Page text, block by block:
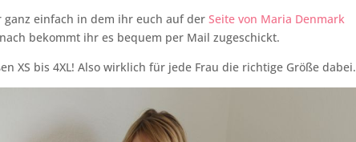
ganz einfach in dem ihr euch auf derSeite von Maria Denmark
bekommt ihr es bequem per Mail zugeschickt.
XS bis 4XL! Also wirklich für jede Frau die richtige Größe dabei.